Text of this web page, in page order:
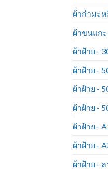
ผ้ากำมะห
ผ้าขนแกะ
ผ้าฝ้าย -
ผ้าฝ้าย -
ผ้าฝ้าย -
ผ้าฝ้าย -
ผ้าฝ้าย -
ผ้าฝ้าย -
ผ้าฝ้าย -